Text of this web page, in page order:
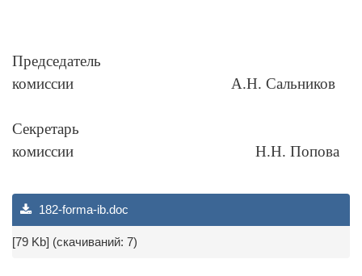
Председатель
комиссии А.Н. Сальников
Секретарь
комиссии Н.Н. Попова
182-forma-ib.doc
[79 Kb] (cкачиваний: 7)